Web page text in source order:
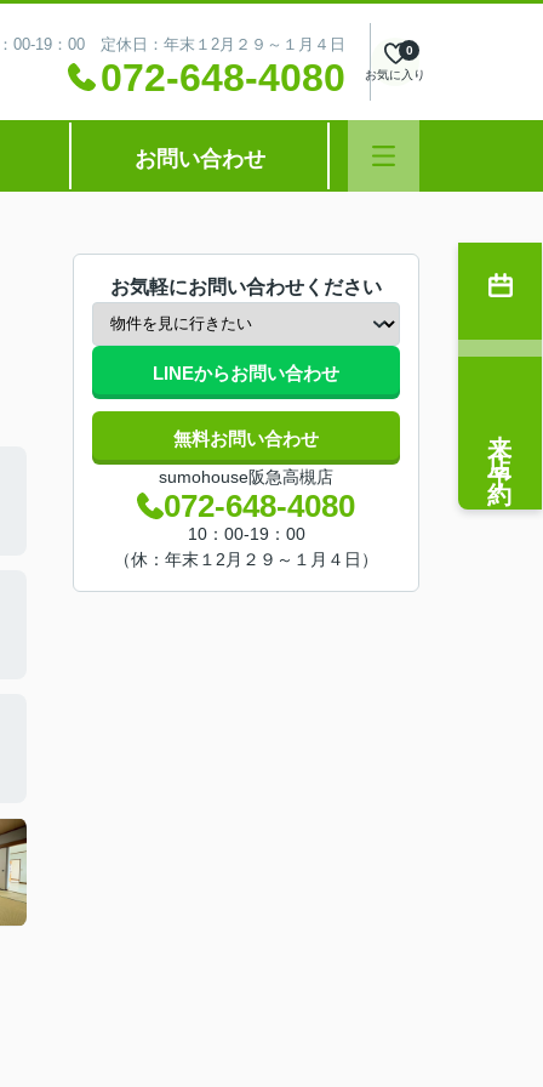
00-19：00 定休日：年末１2月２９～１月４日
072-648-4080 お気に入り
0
お問い合わせ
お気軽にお問い合わせください
LINEからお問い合わせ
無料お問い合わせ
sumohouse阪急高槻店
072-648-4080
10：00-19：00
（休：年末１2月２９～１月４日）
来店予約